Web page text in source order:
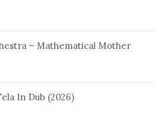
– Mathematical Mother
In Dub (2026)